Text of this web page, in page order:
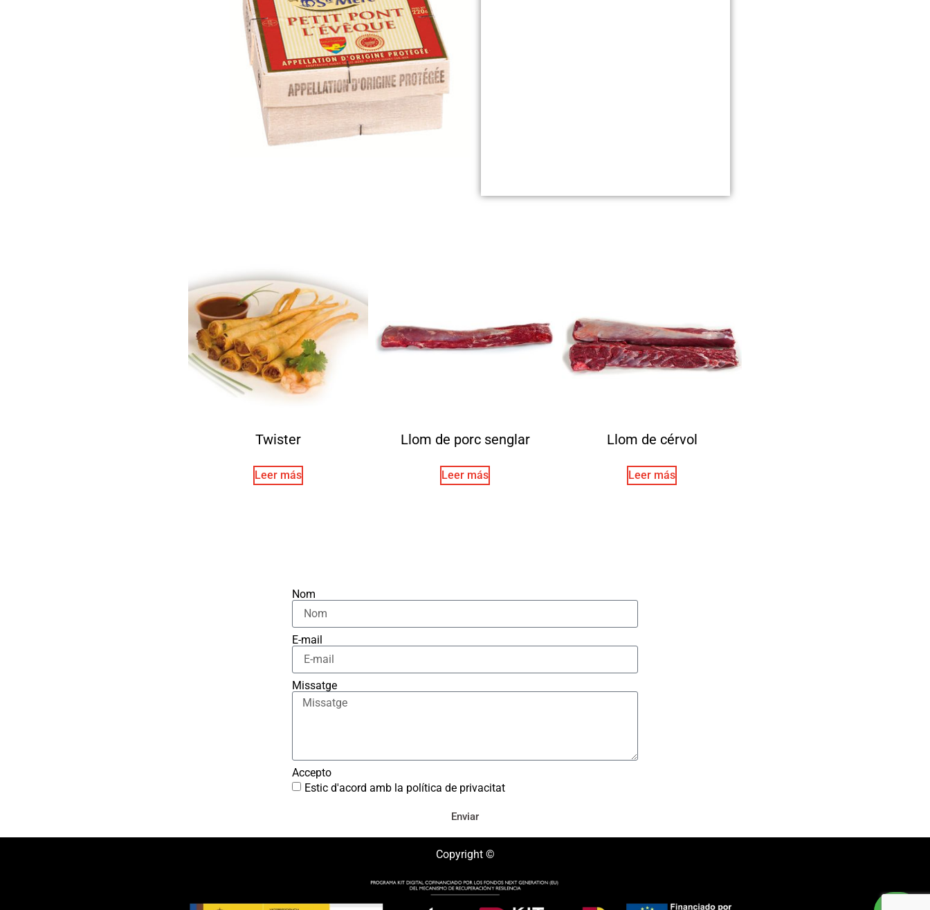
Twister
Leer más
Llom de porc senglar
Leer más
Llom de cérvol
Leer más
Nom
E-mail
Missatge
Accepto
Estic d'acord amb la política de privacitat
Enviar
Copyright ©